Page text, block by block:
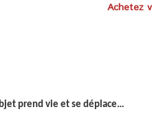
Achetez
prend vie et se déplace…